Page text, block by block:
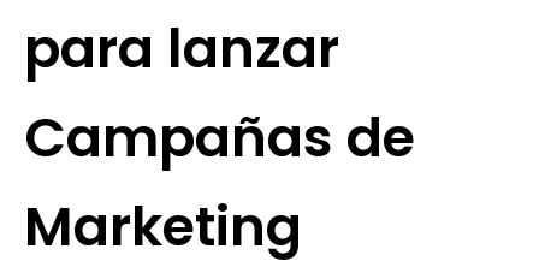
para lanzar
Campañas de
Marketing